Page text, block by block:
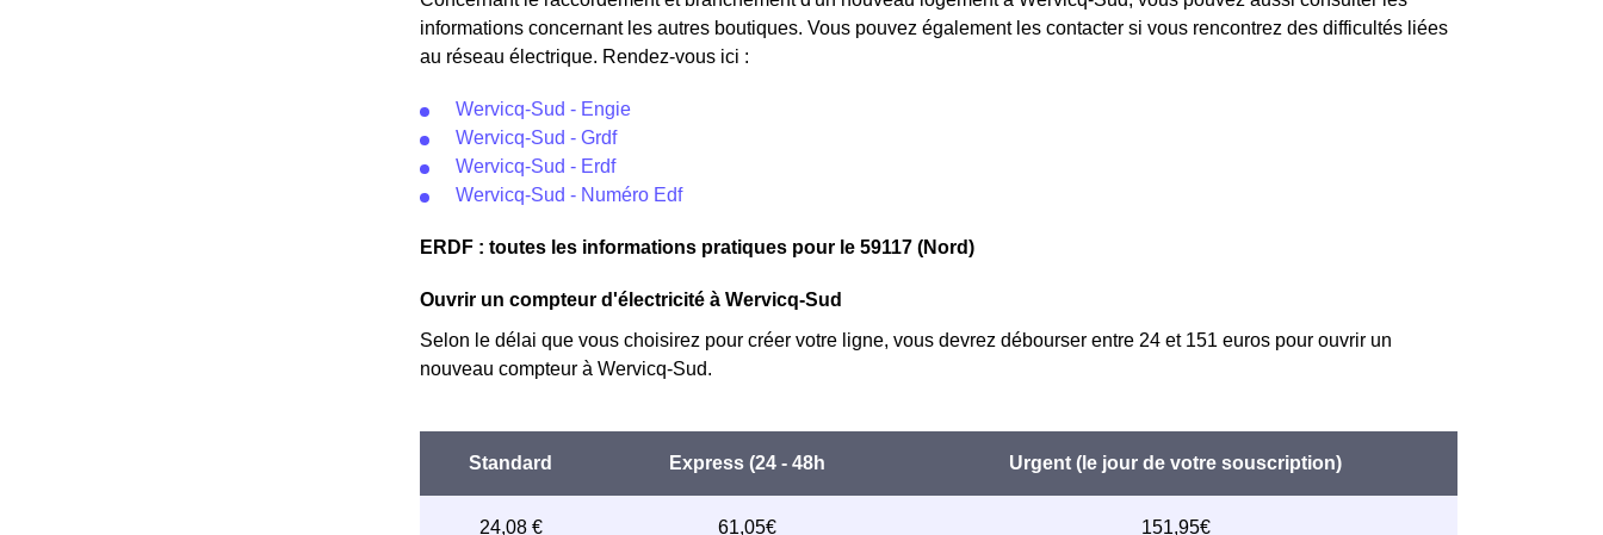
informations concernant les autres boutiques. Vous pouvez également les contacter si vous rencontrez des difficultés liées
au réseau électrique. Rendez-vous ici :
Wervicq-Sud - Engie
Wervicq-Sud - Grdf
Wervicq-Sud - Erdf
Wervicq-Sud - Numéro Edf
ERDF : toutes les informations pratiques pour le 59117 (Nord)
Ouvrir un compteur d'électricité à Wervicq-Sud
Selon le délai que vous choisirez pour créer votre ligne, vous devrez débourser entre 24 et 151 euros pour ouvrir un
nouveau compteur à Wervicq-Sud.